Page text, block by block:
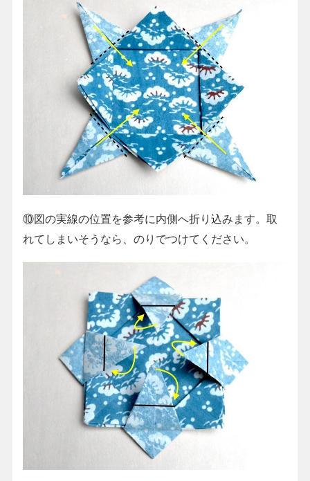
⑩図の実線の位置を参考に内側へ折り込みます。取
れてしまいそうなら、のりでつけてください。